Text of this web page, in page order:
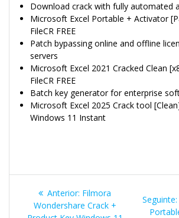
Download crack with fully automated
Microsoft Excel Portable + Activator
FileCR FREE
Patch bypassing online and offline
servers
Microsoft Excel 2021 Cracked Clean
FileCR FREE
Batch key generator for enterprise
Microsoft Excel 2025 Crack tool
Windows 11 Instant
Navegação
de
Anterior: Post
anterior:
Filmora
Wondershare Crack +
Seguinte: